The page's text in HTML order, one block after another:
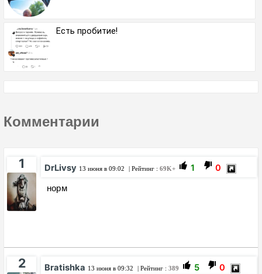
Есть пробитие!
Комментарии
1 DrLivsy 13 июня в 09:02 | Рейтинг : 69K+ 1 0
норм
2 Bratishka 13 июня в 09:32 | Рейтинг : 389 5 0